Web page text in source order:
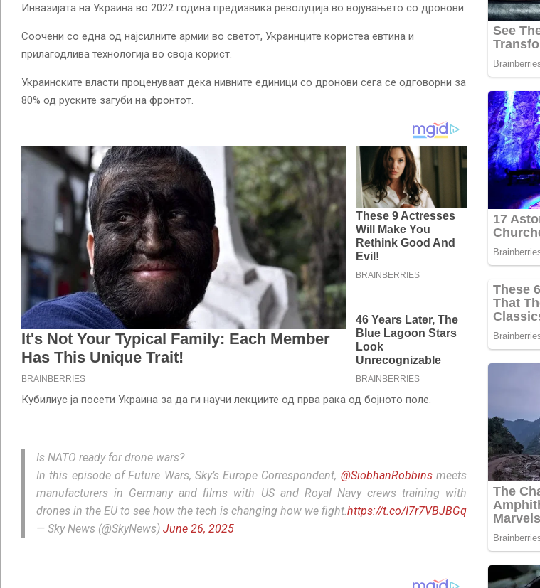
Инвазијата на Украина во 2022 година предизвика револуција во војувањето со дронови.
Соочени со една од најсилните армии во светот, Украинците користеа евтина и
прилагодлива технологија во своја корист.
Украинските власти проценуваат дека нивните единици со дронови сега се одговорни за
80% од руските загуби на фронтот.
Кубилиус ја посети Украина за да ги научи лекциите од прва рака од бојното поле.
Is NATO ready for drone wars?
In this episode of Future Wars, Sky’s Europe Correspondent, @SiobhanRobbinsmeets
manufacturers in Germany and films with US and Royal Navy crews training with
drones in the EU to see how the tech is changing how we fight.https://t.co/I7r7VBJBGq
— Sky News (@SkyNews) June 26, 2025